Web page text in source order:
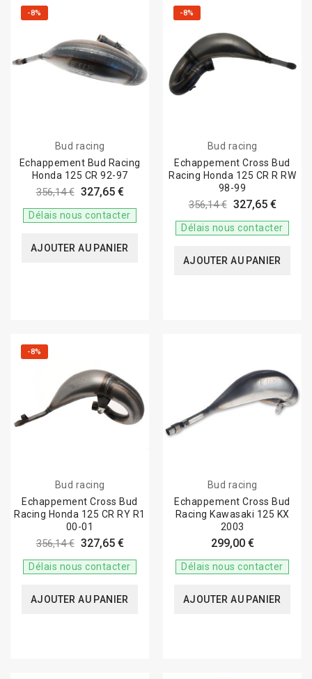
-8%
Bud racing
Echappement Bud Racing
Honda 125 CR 92-97
356,14 € 327,65 €
Délais nous contacter
AJOUTER AU PANIER
-8%
Bud racing
Echappement Cross Bud
Racing Honda 125 CR R RW
98-99
356,14 € 327,65 €
Délais nous contacter
AJOUTER AU PANIER
-8%
Bud racing
Echappement Cross Bud
Racing Honda 125 CR RY R1
00-01
356,14 € 327,65 €
Délais nous contacter
AJOUTER AU PANIER
Bud racing
Echappement Cross Bud
Racing Kawasaki 125 KX
2003
299,00 €
Délais nous contacter
AJOUTER AU PANIER